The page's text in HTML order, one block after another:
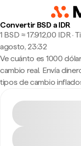
Convertir BSD a IDR
1 BSD ≈ 17.912,00 IDR
agosto, 23:32
Ve cuánto es 1000
cambio real. Envía
tipos de cambio